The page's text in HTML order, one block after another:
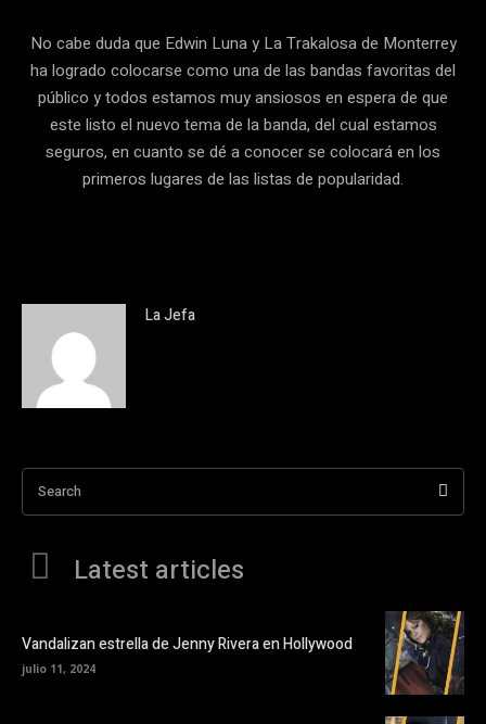
No cabe duda que Edwin Luna y La Trakalosa de Monterrey
ha logrado colocarse como una de las bandas favoritas del
público y todos estamos muy ansiosos en espera de que
este listo el nuevo tema de la banda, del cual estamos
seguros, en cuanto se dé a conocer se colocará en los
primeros lugares de las listas de popularidad.
La Jefa
Search
Latest articles
Vandalizan estrella de Jenny Rivera en Hollywood
julio 11, 2024